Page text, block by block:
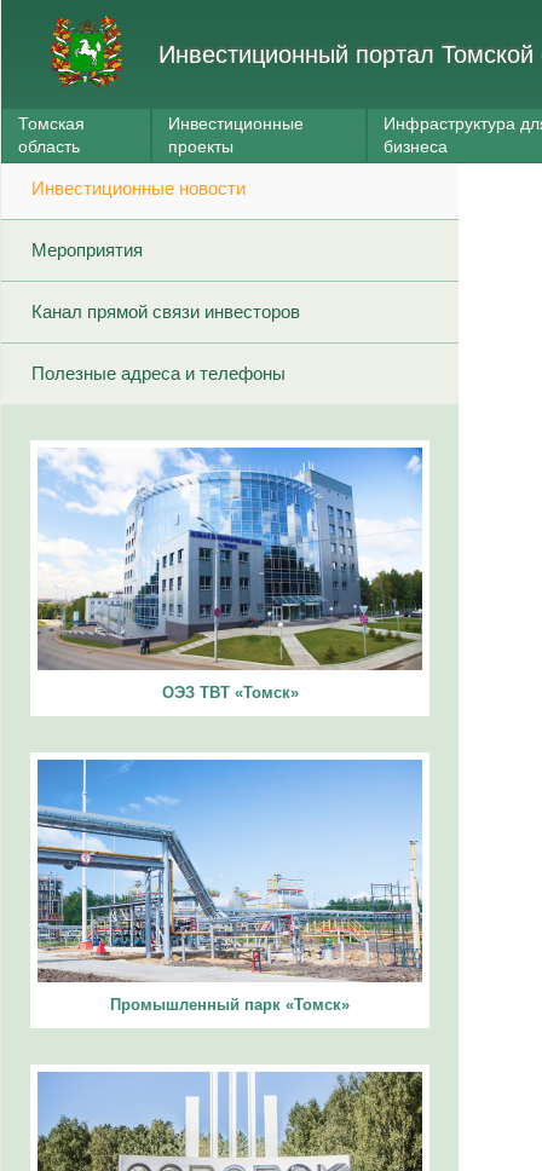
Инвестиционный портал Томской
Томская
область
Инвестиционные
проекты
Инфраструктура
бизнеса
Инвестиционные новости
Мероприятия
Канал прямой связи инвесторов
Полезные адреса и телефоны
ОЭЗ ТВТ «Томск»
Промышленный парк «Томск»